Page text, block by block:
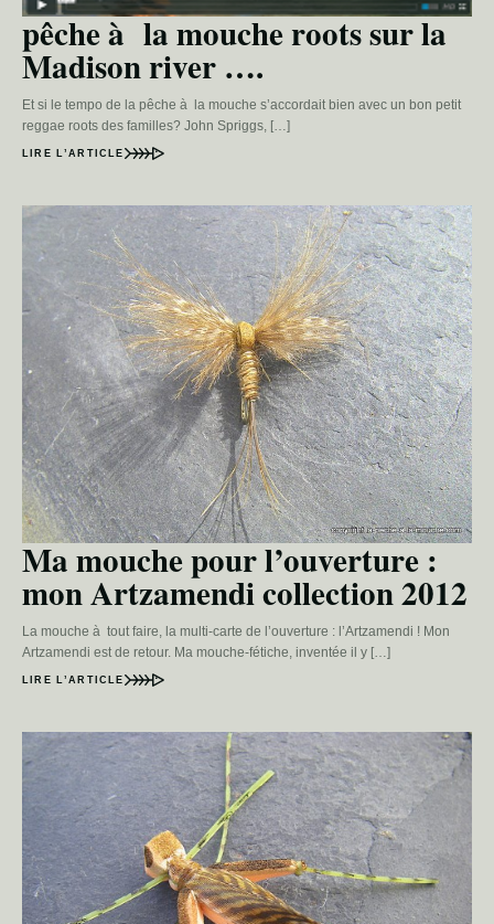
pêche à la mouche roots sur la
Madison river ….
Et si le tempo de la pêche à la mouche s’accordait bien avec un bon petit
reggae roots des familles? John Spriggs, […]
LIRE L’ARTICLE
Ma mouche pour l’ouverture :
mon Artzamendi collection 2012
La mouche à tout faire, la multi-carte de l’ouverture : l’Artzamendi ! Mon
Artzamendi est de retour. Ma mouche-fétiche, inventée il y […]
LIRE L’ARTICLE